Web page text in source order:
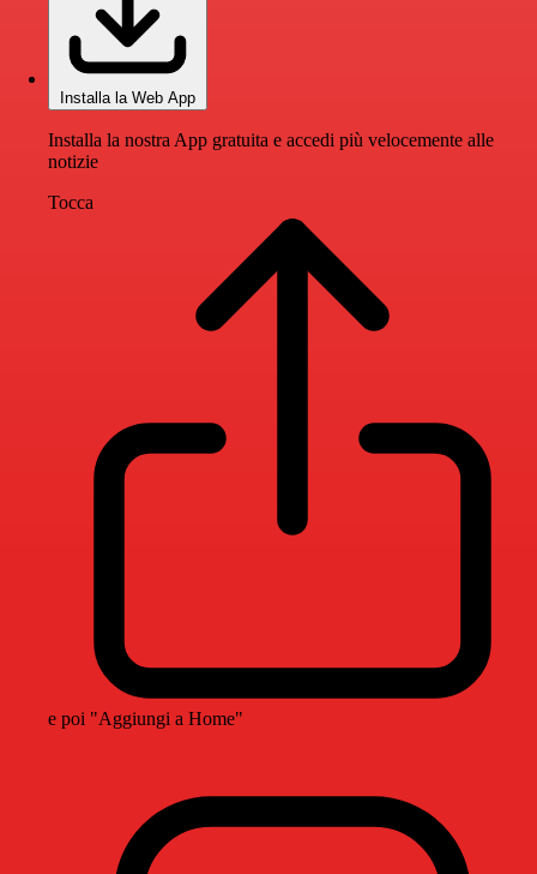
Installa la Web App
Installa la nostra App gratuita e accedi più velocemente alle
notizie
Tocca
e poi "Aggiungi a Home"